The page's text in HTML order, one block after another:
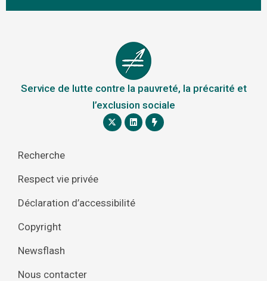
Service de lutte contre la pauvreté, la précarité et
l’exclusion sociale
Recherche
Respect vie privée
Déclaration d’accessibilité
Copyright
Newsflash
Nous contacter